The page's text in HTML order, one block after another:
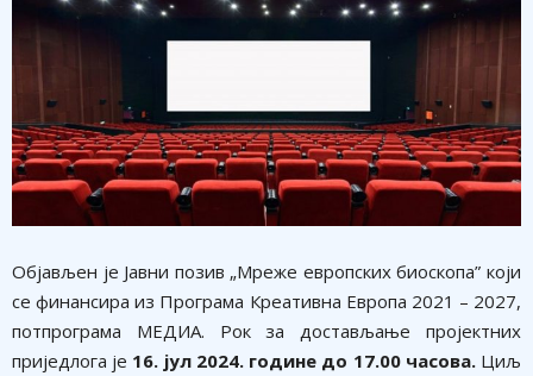
Објављен је Јавни позив „Мреже европских биоскопа” који
се финансира из Програма Креативна Европа 2021 – 2027,
потпрограма МЕДИА. Рок за достављање пројектних
приједлога је 16. јул 2024. године до 17.00 часова. Циљ